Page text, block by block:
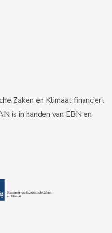
Zaken en Klimaat financiert
is in handen van EBN en